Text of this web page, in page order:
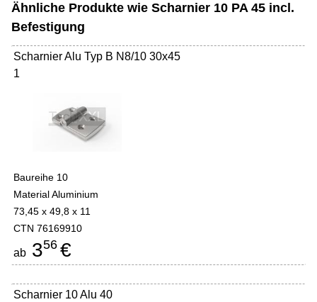
Ähnliche Produkte wie Scharnier 10 PA 45 incl.
Befestigung
Scharnier Alu Typ B N8/10 30x45
1
Baureihe 10
Material Aluminium
73,45 x 49,8 x 11
CTN 76169910
ab 356 €
Scharnier 10 Alu 40